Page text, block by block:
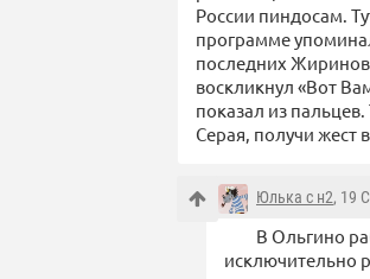
России пиндосам.
программе
последних
воскликнул «Вот
показал из пальцев.
Серая, получи жест
Юлька с н2, 19
В Ольгино
исключительно